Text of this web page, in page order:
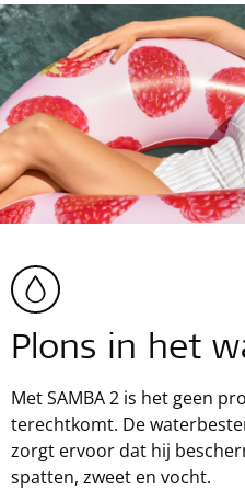
Plons in het
Met SAMBA 2 is het geen
terechtkomt. De
zorgt ervoor dat hij
spatten, zweet en vocht.